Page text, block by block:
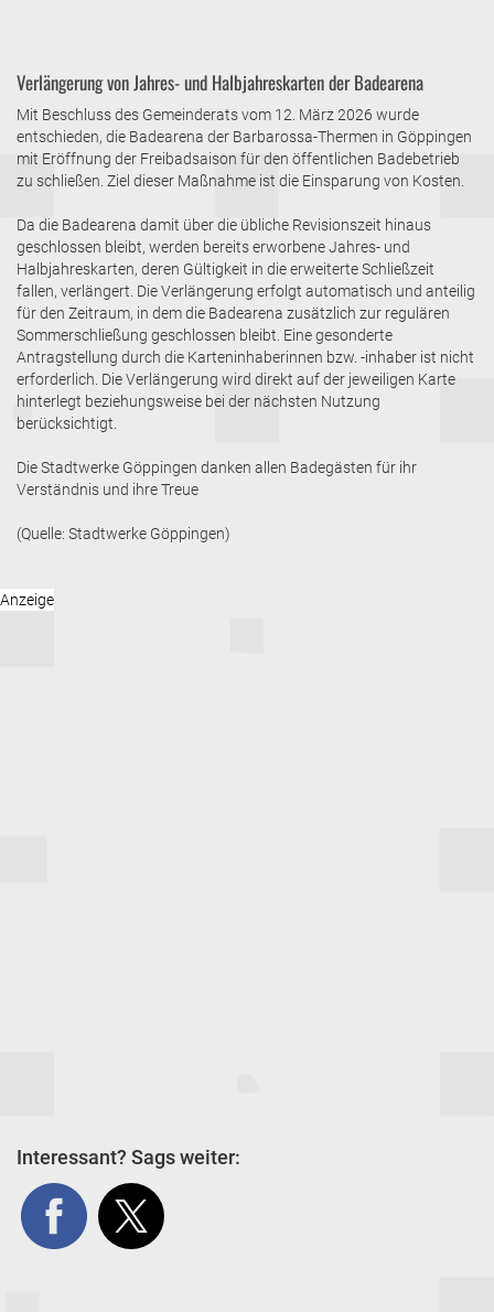
Verlängerung von Jahres- und Halbjahreskarten der Badearena
Mit Beschluss des Gemeinderats vom 12. März 2026 wurde
entschieden, die Badearena der Barbarossa-Thermen in Göppingen
mit Eröffnung der Freibadsaison für den öffentlichen Badebetrieb
zu schließen. Ziel dieser Maßnahme ist die Einsparung von Kosten.
Da die Badearena damit über die übliche Revisionszeit hinaus
geschlossen bleibt, werden bereits erworbene Jahres- und
Halbjahreskarten, deren Gültigkeit in die erweiterte Schließzeit
fallen, verlängert. Die Verlängerung erfolgt automatisch und anteilig
für den Zeitraum, in dem die Badearena zusätzlich zur regulären
Sommerschließung geschlossen bleibt. Eine gesonderte
Antragstellung durch die Karteninhaberinnen bzw. -inhaber ist nicht
erforderlich. Die Verlängerung wird direkt auf der jeweiligen Karte
hinterlegt beziehungsweise bei der nächsten Nutzung
berücksichtigt.
Die Stadtwerke Göppingen danken allen Badegästen für ihr
Verständnis und ihre Treue
(Quelle: Stadtwerke Göppingen)
Interessant? Sags weiter: